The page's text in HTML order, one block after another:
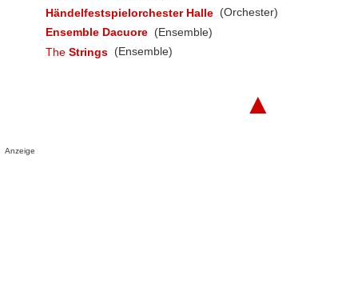
Händelfestspielorchester Halle (Orchester)
Ensemble Dacuore (Ensemble)
The Strings (Ensemble)
▲
Anzeige